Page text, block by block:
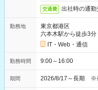
交通費 出社時の通
勤務地
東京都港区
六本木駅から徒歩3分
IT・Web・通信
勤務時間 9:00～16:00
期間 2026/8/17～長期 ※